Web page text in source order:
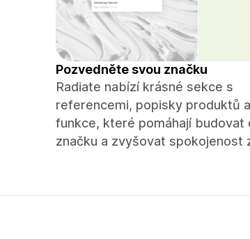
Pozvedněte svou značku
Radiate nabízí krásné sekce s
referencemi, popisky produktů
funkce, které pomáhají budovat
značku a zvyšovat spokojenost